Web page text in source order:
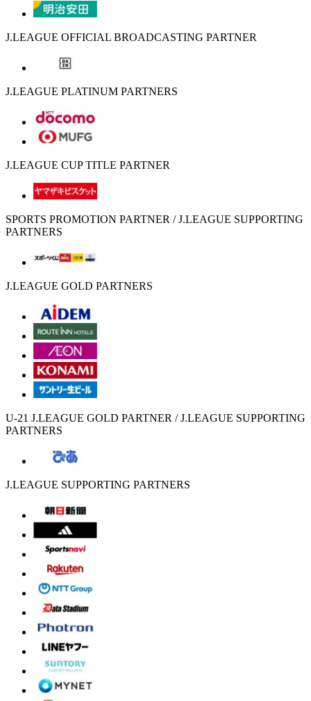
J.LEAGUE OFFICIAL BROADCASTING PARTNER
J.LEAGUE PLATINUM PARTNERS
J.LEAGUE CUP TITLE PARTNER
SPORTS PROMOTION PARTNER / J.LEAGUE SUPPORTING
PARTNERS
J.LEAGUE GOLD PARTNERS
U-21 J.LEAGUE GOLD PARTNER / J.LEAGUE SUPPORTING
PARTNERS
J.LEAGUE SUPPORTING PARTNERS